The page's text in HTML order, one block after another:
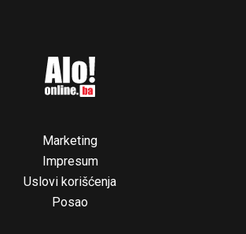
Marketing
Impresum
Uslovi korišćenja
Posao